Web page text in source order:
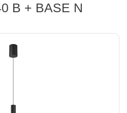
B + BASE N